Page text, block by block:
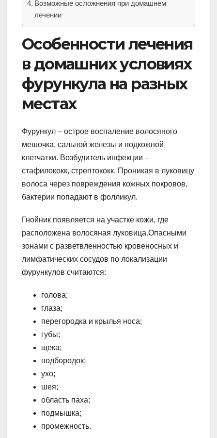
Возможные осложнения при домашнем
лечении
Особенности лечения
в домашних условиях
фурункула на разных
местах
Фурункул – острое воспаление волосяного
мешочка, сальной железы и подкожной
клетчатки. Возбудитель инфекции –
стафилококк, стрептококк. Проникая в луковицу
волоса через повреждения кожных покровов,
бактерии попадают в фолликул.
Гнойник появляется на участке кожи, где
расположена волосяная луковица.Опасными
зонами с разветвленностью кровеносных и
лимфатических сосудов по локализации
фурункулов считаются:
голова;
глаза;
перегородка и крылья носа;
губы;
щека;
подбородок;
ухо;
шея;
область паха;
подмышка;
промежность.